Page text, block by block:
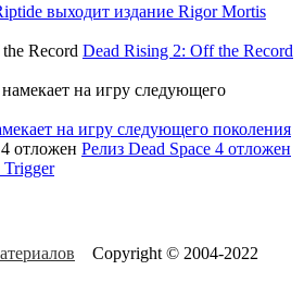
выходит издание Rigor Mortis
Dead Rising 2: Off the Record
на игру следующего поколения
Релиз Dead Space 4 отложен
Trigger
Copyright © 2004-2022